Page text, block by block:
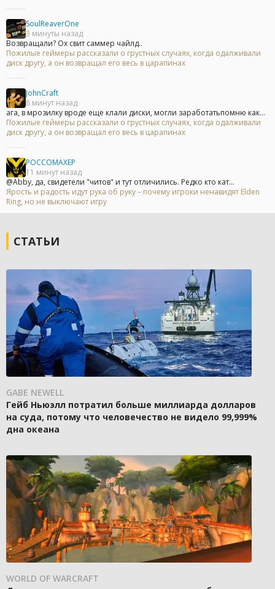
SoulReaverOne
3 минуты назад
Возвращали? Ох свит саммер чайлд..
Пожилые геймеры рассказали о грустных случаях, когда одалживали
диск другу, а он возвращал его весь в царапинах
JohnCraft
8 минут назад
ага, в мрозилку вроде еще клали диски, могли заработатьпомню как...
Пожилые геймеры рассказали о грустных случаях, когда одалживали
диск другу, а он возвращал его весь в царапинах
POCCOMAXEP
11 минут назад
@Abby, да, свидетели "читов" и тут отличились. Редко кто кат...
Ярость и радость идут рука об руку – почему игроки ненавидят Elden
Ring, но не выключают игру
СТАТЬИ
GABE NEWELL
Гейб Ньюэлл потратил больше миллиарда долларов
на суда, потому что человечество не видело 99,999%
дна океана
WORLD OF WARCRAFT